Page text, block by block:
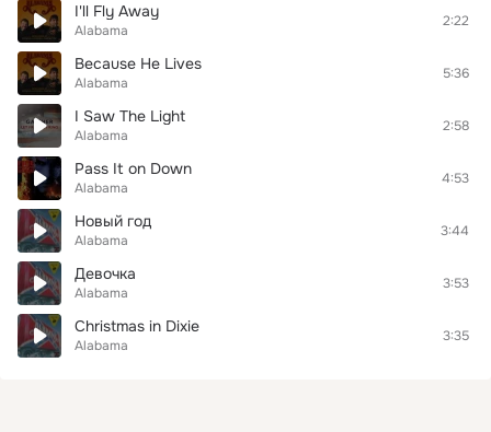
I'll Fly Away
Alabama
2:22
Because He Lives
Alabama
5:36
I Saw The Light
Alabama
2:58
Pass It on Down
Alabama
4:53
Новый год
Alabama
3:44
Девочка
Alabama
3:53
Christmas in Dixie
Alabama
3:35